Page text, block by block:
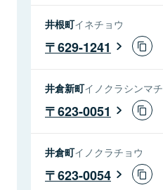
井根町イネチョウ
629-1241
井倉新町イノクラシンマチ
623-0051
井倉町イノクラチョウ
623-0054